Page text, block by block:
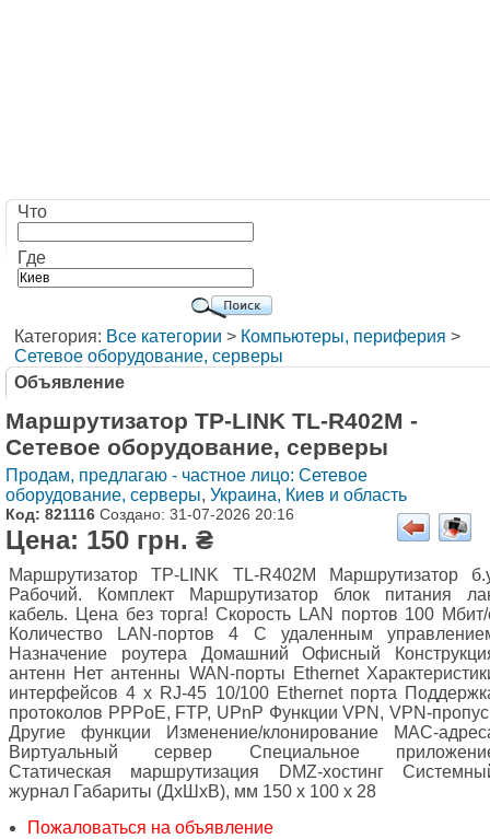
Что
Где
Категория: Все категории > Компьютеры, периферия >
Сетевое оборудование, серверы
Объявление
Маршрутизатор TP-LINK TL-R402M -
Сетевое оборудование, серверы
Продам, предлагаю - частное лицо: Сетевое
оборудование, серверы, Украина, Киев и область
Код: 821116 Создано: 31-07-2026 20:16
Цена: 150 грн. ₴
Маршрутизатор TP-LINK TL-R402M Маршрутизатор
Рабочий. Комплект Маршрутизатор блок питания
кабель. Цена без торга! Скорость LAN портов 100 Мбит/
Количество LAN-портов 4 С удаленным
Назначение роутера Домашний Офисный
антенн Нет антенны WAN-порты Ethernet
интерфейсов 4 x RJ-45 10/100 Ethernet порта
протоколов PPPoE, FTP, UPnP Функции VPN, VPN-
Другие функции Изменение/клонирование MAС-
Виртуальный сервер Специальное
Статическая маршрутизация DMZ-хостинг
журнал Габариты (ДxШxВ), мм 150 x 100 x 28
Пожаловаться на объявление